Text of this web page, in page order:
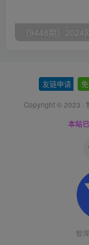
友链申请
Copyright © 2023 ·
本站
智